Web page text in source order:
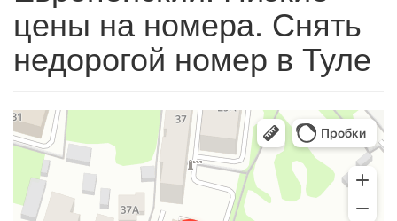
цены на номера. Снять
недорогой номер в Туле